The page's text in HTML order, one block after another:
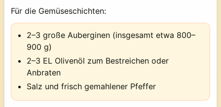
Für die Gemüseschichten:
2–3 große Auberginen (insgesamt etwa 800–
900 g)
2–3 EL Olivenöl zum Bestreichen oder
Anbraten
Salz und frisch gemahlener Pfeffer